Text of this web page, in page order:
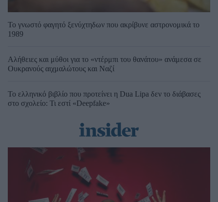
Το γνωστό φαγητό ξενύχτηδων που ακρίβυνε αστρονομικά το
1989
Αλήθειες και μύθοι για το «ντέρμπι του θανάτου» ανάμεσα σε
Ουκρανούς αιχμαλώτους και Ναζί
Το ελληνικό βιβλίο που προτείνει η Dua Lipa δεν το διάβασες
στο σχολείο: Τι εστί «Deepfake»